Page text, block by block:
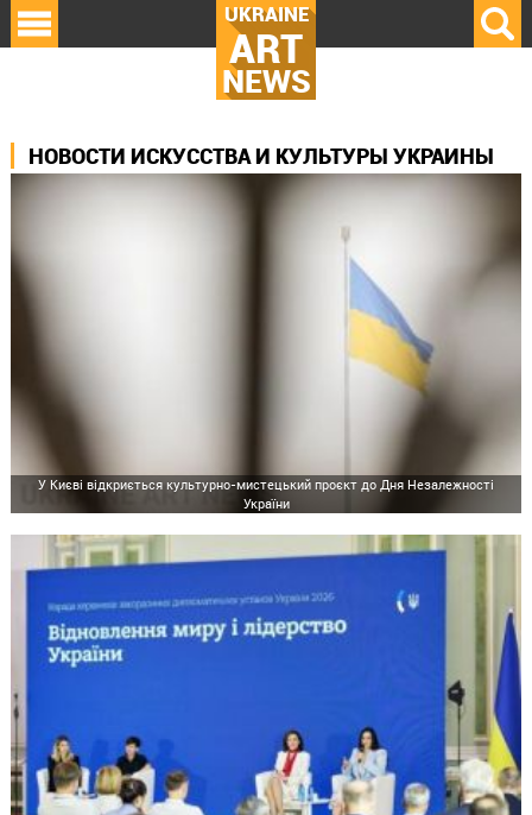
UKRAINE
ART
NEWS
НОВОСТИ ИСКУССТВА И КУЛЬТУРЫ УКРАИНЫ
У Києві відкриється культурно-мистецький проєкт до Дня Незалежності
України